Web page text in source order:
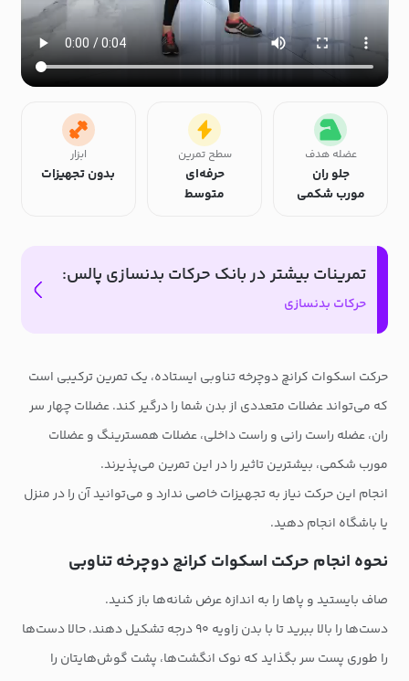
عضله هدف
جلو ران
مورب شکمی
سطح تمرین
حرفه‌ای
متوسط
ابزار
بدون تجهیزات
تمرینات بیشتر در بانک حرکات بدنسازی پالس:
حرکات بدنسازی
حرکت اسکوات کرانچ دوچرخه تناوبی ایستاده، یک تمرین ترکیبی است
که می‌تواند عضلات متعددی از بدن شما را درگیر کند. عضلات چهار سر
ران، عضله راست رانی و راست داخلی، عضلات همسترینگ و عضلات
مورب شکمی، بیشترین تاثیر را در این تمرین می‌پذیرند.
انجام این حرکت نیاز به تجهیزات خاصی ندارد و می‌توانید آن را در منزل
یا باشگاه انجام دهید.
نحوه انجام حرکت اسکوات کرانچ دوچرخه تناوبی
صاف بایستید و پاها را به اندازه عرض شانه‌ها باز کنید.
دست‌ها را بالا ببرید تا با بدن زاویه ۹۰ درجه تشکیل دهند، حالا دست‌ها
را طوری پست سر بگذاید که نوک انگشت‌ها، پشت گوش‌هایتان را